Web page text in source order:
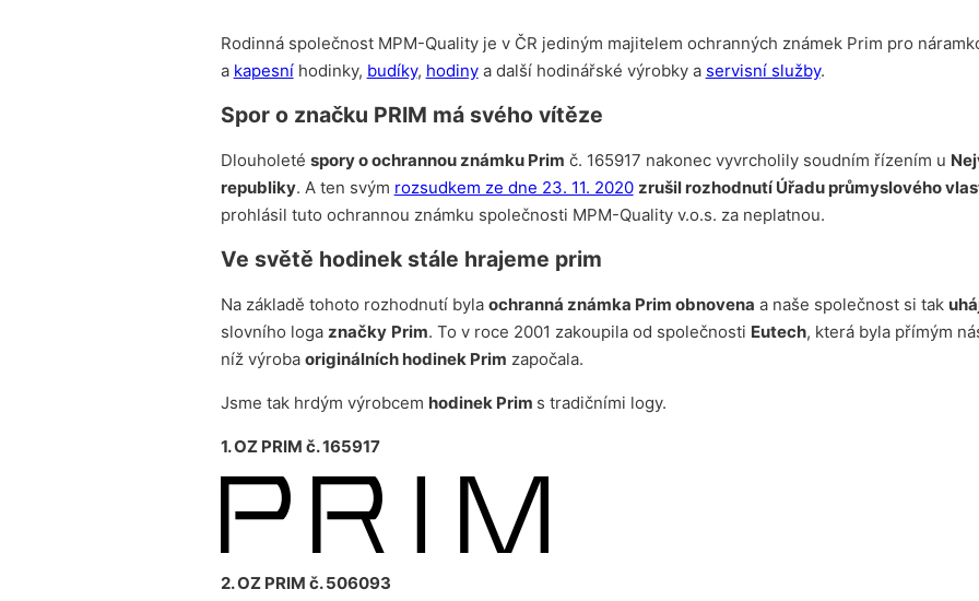
Rodinná společnost MPM-Quality je v ČR jediným majitelem ochranných známek Prim pro
a kapesníhodinky, budíky, hodinya další hodinářské výrobky a servisní služby.
Spor o značku PRIM má svého vítěze
Dlouholeté spory o ochrannou známku Prim č. 165917 nakonec vyvrcholily soudním řízením u
republiky. A ten svým rozsudkem ze dne 23. 11. 2020 zrušil rozhodnutí Úřadu průmyslového
prohlásil tuto ochrannou známku společnosti MPM-Quality v.o.s. za neplatnou.
Ve světě hodinek stále hrajeme prim
Na základě tohoto rozhodnutí byla ochranná známka Prim obnovena a naše společnost si tak
slovního loga značky Prim. To v roce 2001 zakoupila od společnosti Eutech, která byla přímým
níž výroba originálních hodinek Prim započala.
Jsme tak hrdým výrobcem hodinek Prim s tradičními logy.
1. OZ PRIM č. 165917
2. OZ PRIM č. 506093